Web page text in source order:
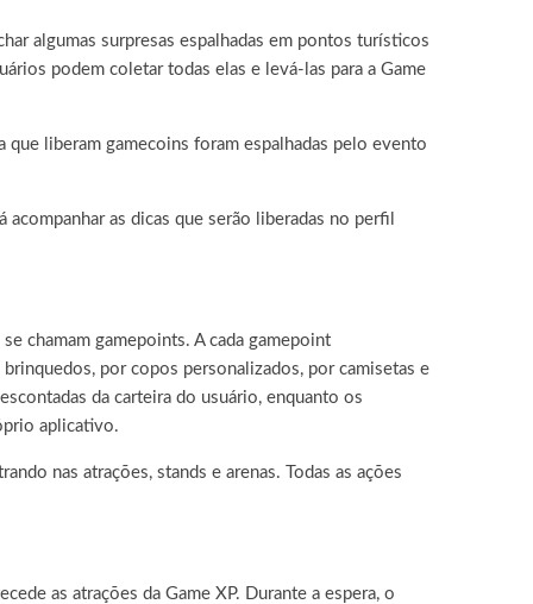
algumas surpresas espalhadas em pontos turísticos
podem coletar todas elas e levá-las para a Game
que liberam gamecoins foram espalhadas pelo evento
as dicas que serão liberadas no perfil
chamam gamepoints. A cada gamepoint
por copos personalizados, por camisetas e
da carteira do usuário, enquanto os
aplicativo.
nas atrações, stands e arenas. Todas as ações
as atrações da Game XP. Durante a espera, o